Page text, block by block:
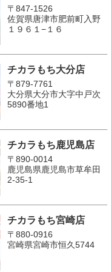
〒847-1526
佐賀県唐津市肥前町入野
１９６１−１６
チカラもち大分店
〒879-7761
大分県大分市大字中戸次
5890番地1
チカラもち鹿児島店
〒890-0014
鹿児島県鹿児島市草牟田
2-35-1
チカラもち宮崎店
〒880-0916
宮崎県宮崎市恒久5744